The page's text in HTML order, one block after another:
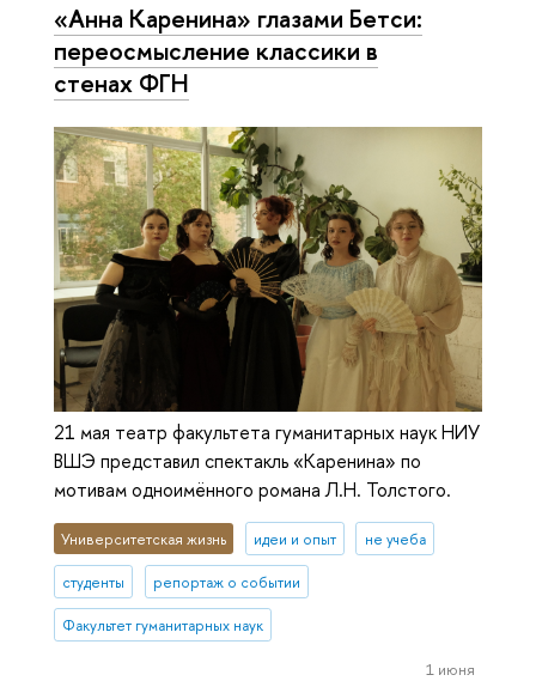
«Анна Каренина» глазами Бетси:
переосмысление классики в
стенах ФГН
21 мая театр факультета гуманитарных наук НИУ
ВШЭ представил спектакль «Каренина» по
мотивам одноимённого романа Л.Н. Толстого.
Университетская жизнь идеи и опыт не учеба
студенты репортаж о событии
Факультет гуманитарных наук
1 июня